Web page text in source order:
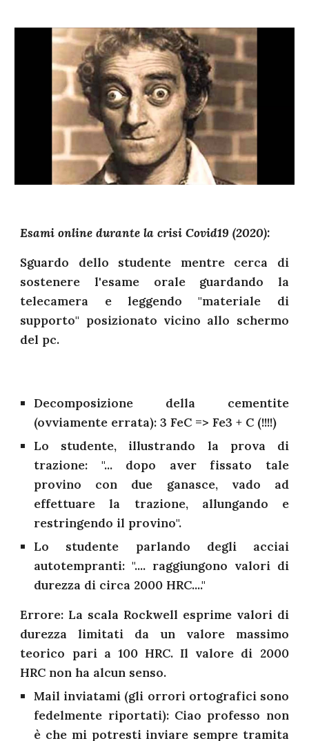
Esami online durante la crisi Covid19 (2020):
Sguardo dello studente mentre cerca di
sostenere l'esame orale guardando la
telecamera e leggendo "materiale di
supporto" posizionato vicino allo schermo
del pc.
Decomposizione della cementite
(ovviamente errata): 3 FeC => Fe3 + C (!!!!)
Lo studente, illustrando la prova di
trazione: "... dopo aver fissato tale
provino con due ganasce, vado ad
effettuare la trazione, allungando e
restringendo il provino".
Lo studente parlando degli acciai
autotempranti: ".... raggiungono valori di
durezza di circa 2000 HRC...."
Errore: La scala Rockwell esprime valori di
durezza limitati da un valore massimo
teorico pari a 100 HRC. Il valore di 2000
HRC non ha alcun senso.
Mail inviatami (gli orrori ortografici sono
fedelmente riportati): Ciao professo non
è che mi potresti inviare sempre tramita